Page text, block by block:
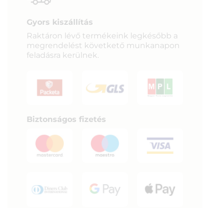
Gyors kiszállítás
Raktáron lévő termékeink legkésőbb a
megrendelést követkető munkanapon
feladásra kerülnek.
Biztonságos fizetés